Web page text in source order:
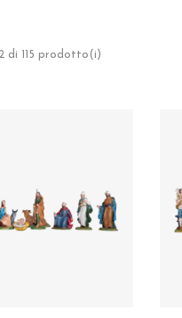
di 115 prodotto(i)